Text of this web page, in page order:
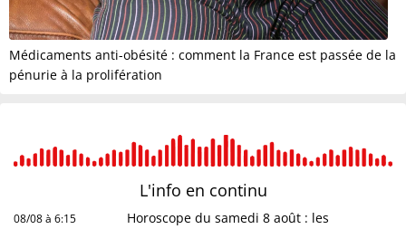
Médicaments anti-obésité : comment la France est passée de la
pénurie à la prolifération
L'info en continu
08/08 à 6:15
Horoscope du samedi 8 août : les